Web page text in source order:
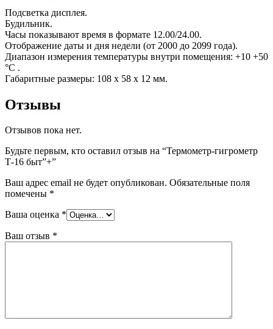
Подсветка дисплея.
Будильник.
Часы показывают время в формате 12.00/24.00.
Отображение даты и дня недели (от 2000 до 2099 года).
Диапазон измерения температуры внутри помещения: +10 +50
°С .
Габаритные размеры: 108 х 58 х 12 мм.
Отзывы
Отзывов пока нет.
Будьте первым, кто оставил отзыв на “Термометр-гигрометр
Т-16 быт”+”
Ваш адрес email не будет опубликован. Обязательные поля
помечены *
Ваша оценка *
Ваш отзыв *